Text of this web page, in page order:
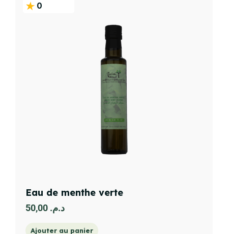
0
Eau de menthe verte
د.م.
Ajouter au panier